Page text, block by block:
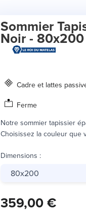
Sommier
Noir -
Cadre et lattes
Ferme
Notre sommier tapissier
Choisissez la couleur que
Dimensions :
80x200
359,00 €